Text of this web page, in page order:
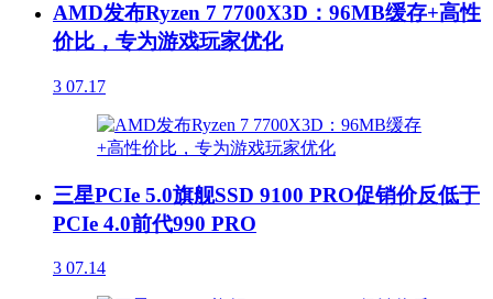
AMD发布Ryzen 7 7700X3D：96MB缓存+高性
价比，专为游戏玩家优化
3 07.17
三星PCIe 5.0旗舰SSD 9100 PRO促销价反低于
PCIe 4.0前代990 PRO
3 07.14